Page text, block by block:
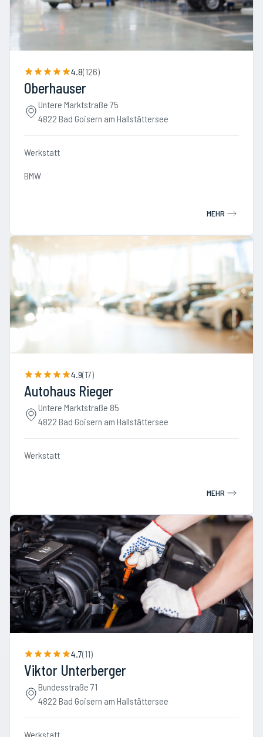
4.8(126)
Oberhauser
Untere Marktstraße 75
4822 Bad Goisern am Hallstättersee
Werkstatt
BMW
MEHR
4.9(17)
Autohaus Rieger
Untere Marktstraße 85
4822 Bad Goisern am Hallstättersee
Werkstatt
MEHR
4.7(11)
Viktor Unterberger
Bundesstraße 71
4822 Bad Goisern am Hallstättersee
Werkstatt